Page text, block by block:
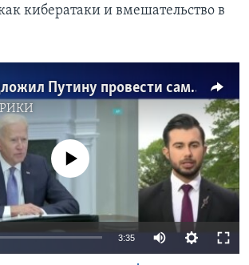
кибератаки и вмешательство в
Байден предложил Путину провести саммит на нейтральной территории
source currently available
3:35